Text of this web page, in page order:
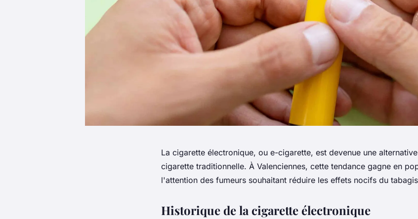
La cigarette électronique, ou e-cigarette, est devenue une
cigarette traditionnelle. À Valenciennes, cette tendance gagne en
l'attention des fumeurs souhaitant réduire les effets nocifs du
Historique de la cigarette électronique